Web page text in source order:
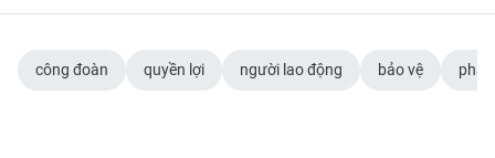
công đoàn quyền lợi người lao động bảo vệ